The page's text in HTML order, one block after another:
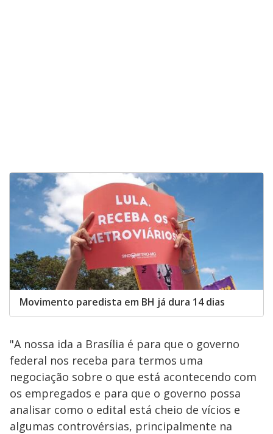
Movimento paredista em BH já dura 14 dias
"A nossa ida a Brasília é para que o governo
federal nos receba para termos uma
negociação sobre o que está acontecendo com
os empregados e para que o governo possa
analisar como o edital está cheio de vícios e
algumas controvérsias, principalmente na